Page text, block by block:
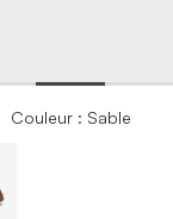
Couleur : Sable